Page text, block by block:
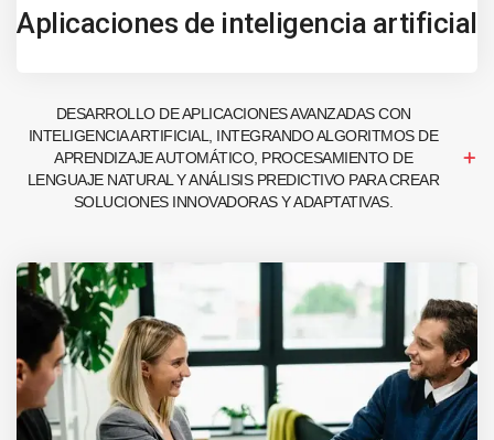
Aplicaciones de inteligencia artificial
DESARROLLO DE APLICACIONES AVANZADAS CON
INTELIGENCIA ARTIFICIAL, INTEGRANDO ALGORITMOS DE
APRENDIZAJE AUTOMÁTICO, PROCESAMIENTO DE
LENGUAJE NATURAL Y ANÁLISIS PREDICTIVO PARA CREAR
SOLUCIONES INNOVADORAS Y ADAPTATIVAS.